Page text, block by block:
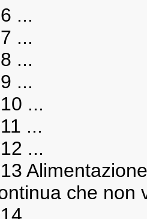
...
...
...
...
...
...
...
che non